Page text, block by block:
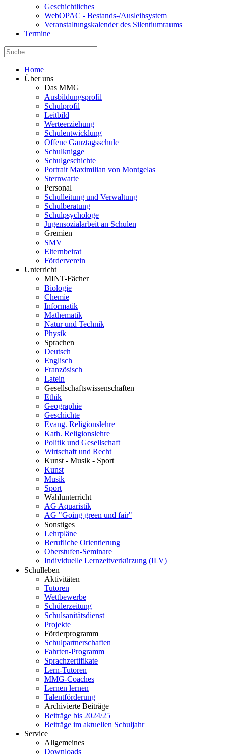
Geschichtliches
WebOPAC - Bestands-/Ausleihsystem
Veranstaltungskalender des Silentiumraums
Termine
Home
Über uns
Das MMG
Ausbildungsprofil
Schulprofil
Leitbild
Werteerziehung
Schulentwicklung
Offene Ganztagsschule
Schulknigge
Schulgeschichte
Portrait Maximilian von Montgelas
Sternwarte
Personal
Schulleitung und Verwaltung
Schulberatung
Schulpsychologe
Jugensozialarbeit an Schulen
Gremien
SMV
Elternbeirat
Förderverein
Unterricht
MINT-Fächer
Biologie
Chemie
Informatik
Mathematik
Natur und Technik
Physik
Sprachen
Deutsch
Englisch
Französisch
Latein
Gesellschaftswissenschaften
Ethik
Geographie
Geschichte
Evang. Religionslehre
Kath. Religionslehre
Politik und Gesellschaft
Wirtschaft und Recht
Kunst - Musik - Sport
Kunst
Musik
Sport
Wahlunterricht
AG Aquaristik
AG "Going green und fair"
Sonstiges
Lehrpläne
Berufliche Orientierung
Oberstufen-Seminare
Individuelle Lernzeitverkürzung (ILV)
Schulleben
Aktivitäten
Tutoren
Wettbewerbe
Schülerzeitung
Schulsanitätsdienst
Projekte
Förderprogramm
Schulpartnerschaften
Fahrten-Programm
Sprachzertifikate
Lern-Tutoren
MMG-Coaches
Lernen lernen
Talentförderung
Archivierte Beiträge
Beiträge bis 2024/25
Beiträge im aktuellen Schuljahr
Service
Allgemeines
Downloads